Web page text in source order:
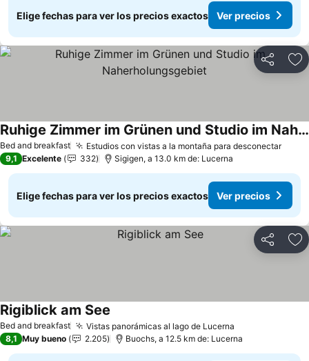
Elige fechas para ver los precios exactos Ver precios
Compartir
Bed and breakfast Estudios con vistas a la montaña para desconectar
Ruhige Zimmer im Grünen und Studio im Naherholungsgebiet
9,1 Excelente 332 Sigigen, a 13.0 km de: Lucerna
Elige fechas para ver los precios exactos Ver precios
Compartir
Bed and breakfast Vistas panorámicas al lago de Lucerna
Rigiblick am See
8,1 Muy bueno 2.205 Buochs, a 12.5 km de: Lucerna